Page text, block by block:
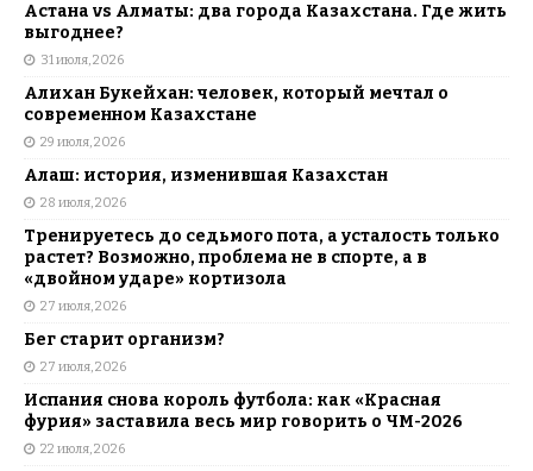
Астана vs Алматы: два города Казахстана. Где жить
выгоднее?
31 июля, 2026
Алихан Букейхан: человек, который мечтал о
современном Казахстане
29 июля, 2026
Алаш: история, изменившая Казахстан
28 июля, 2026
Тренируетесь до седьмого пота, а усталость только
растет? Возможно, проблема не в спорте, а в
«двойном ударе» кортизола
27 июля, 2026
Бег старит организм?
27 июля, 2026
Испания снова король футбола: как «Красная
фурия» заставила весь мир говорить о ЧМ-2026
22 июля, 2026